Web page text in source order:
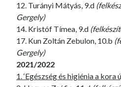
12. Turányi Mátyás, 9.d
Gergely)
14. Kristóf Tímea, 9.d
17. Kun Zoltán Zebulon, 10.b
Gergely)
2021/2022
1. ‘Egészség és higiénia a kora